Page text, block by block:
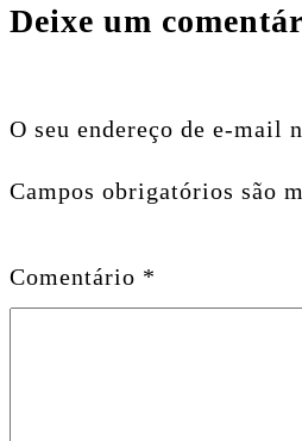
Deixe um
O seu endereço de e-mail
Campos obrigatórios são
Comentário *